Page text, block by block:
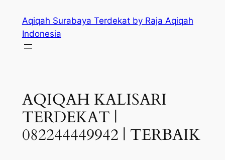
content
Aqiqah Surabaya Terdekat by Raja Aqiqah
Indonesia
AQIQAH KALISARI
TERDEKAT |
082244449942 | TERBAIK